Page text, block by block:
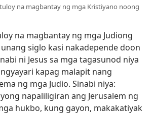
na magbantay ng mga Kristiyano noong
na magbantay ng mga Judiong
siglo kasi nakadepende doon
ni Jesus sa mga tagasunod niya
kapag malapit nang
ng mga Judio. Sinabi niya:
napaliligiran ang Jerusalem ng
hukbo, kung gayon, makakatiyak